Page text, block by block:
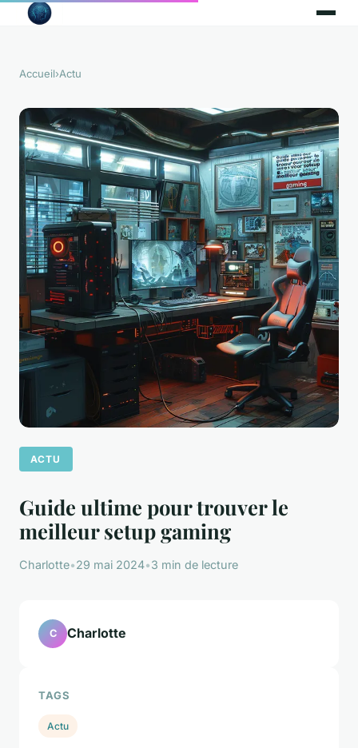
Accueil›Actu
ACTU
Guide ultime pour trouver le
meilleur setup gaming
Charlotte•29 mai 2024•3 min de lecture
C Charlotte
TAGS
Actu